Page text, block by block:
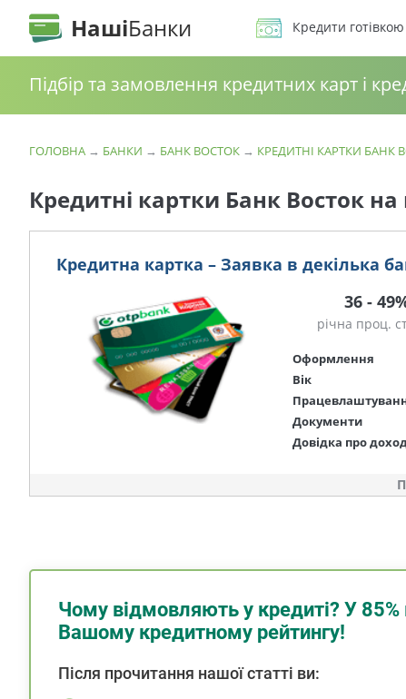
НашіБанки Кредити готівкою
Підбір та замовлення кредитних карт і
ГОЛОВНА → БАНКИ → БАНК ВОСТОК → КРЕДИТНІ КАРТКИ БАНК
Кредитні картки Банк Восток
Кредитна картка – Заявка в декілька
36 -
річна проц.
Оформлення
Вік
Документи
Довідка про
Чому відмовляють у кредиті? У
Вашому кредитному рейтингу!
Після прочитання нашої статті ви: